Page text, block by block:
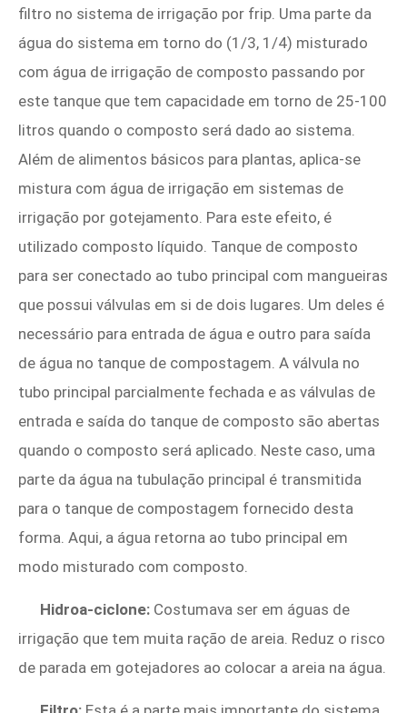
filtro no sistema de irrigação por frip. Uma parte da
água do sistema em torno do (1/3, 1/4) misturado
com água de irrigação de composto passando por
este tanque que tem capacidade em torno de 25-100
litros quando o composto será dado ao sistema.
Além de alimentos básicos para plantas, aplica-se
mistura com água de irrigação em sistemas de
irrigação por gotejamento. Para este efeito, é
utilizado composto líquido. Tanque de composto
para ser conectado ao tubo principal com mangueiras
que possui válvulas em si de dois lugares. Um deles é
necessário para entrada de água e outro para saída
de água no tanque de compostagem. A válvula no
tubo principal parcialmente fechada e as válvulas de
entrada e saída do tanque de composto são abertas
quando o composto será aplicado. Neste caso, uma
parte da água na tubulação principal é transmitida
para o tanque de compostagem fornecido desta
forma. Aqui, a água retorna ao tubo principal em
modo misturado com composto.
Hidroa-ciclone: Costumava ser em águas de
irrigação que tem muita ração de areia. Reduz o risco
de parada em gotejadores ao colocar a areia na água.